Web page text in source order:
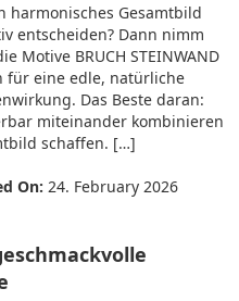
harmonisches Gesamtbild
entscheiden? Dann nimm
Motive BRUCH STEINWAND
für eine edle, natürliche
Das Beste daran:
miteinander kombinieren
schaffen. […]
On: 24. February 2026